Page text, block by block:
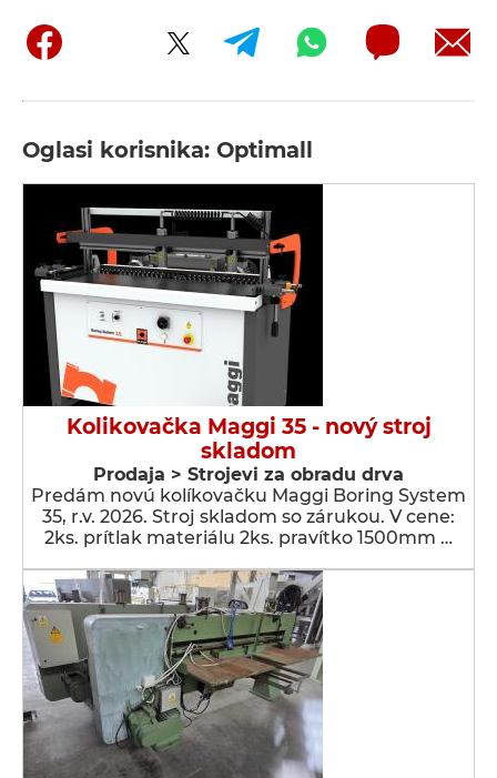
Oglasi korisnika: Optimall
Kolikovačka Maggi 35 - nový stroj
skladom
Prodaja > Strojevi za obradu drva
Predám novú kolíkovačku Maggi Boring System
35, r.v. 2026. Stroj skladom so zárukou. V cene:
2ks. prítlak materiálu 2ks. pravítko 1500mm …